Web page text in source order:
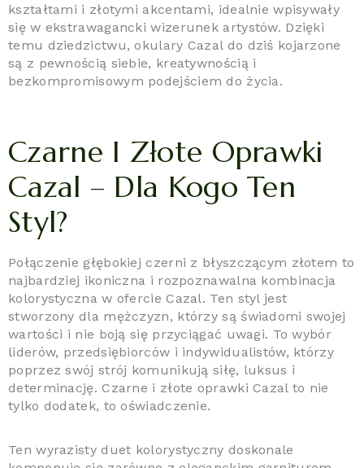
kształtami i złotymi akcentami, idealnie wpisywały
się w ekstrawagancki wizerunek artystów. Dzięki
temu dziedzictwu, okulary Cazal do dziś kojarzone
są z pewnością siebie, kreatywnością i
bezkompromisowym podejściem do życia.
Czarne I Złote Oprawki
Cazal – Dla Kogo Ten
Styl?
Połączenie głębokiej czerni z błyszczącym złotem to
najbardziej ikoniczna i rozpoznawalna kombinacja
kolorystyczna w ofercie Cazal. Ten styl jest
stworzony dla mężczyzn, którzy są świadomi swojej
wartości i nie boją się przyciągać uwagi. To wybór
liderów, przedsiębiorców i indywidualistów, którzy
poprzez swój strój komunikują siłę, luksus i
determinację. Czarne i złote oprawki Cazal to nie
tylko dodatek, to oświadczenie.
Ten wyrazisty duet kolorystyczny doskonale